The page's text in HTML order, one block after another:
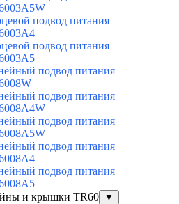
подвод питания
подвод питания
подвод питания
подвод питания
подвод питания
подвод питания
подвод питания
и крышки TR60
▼